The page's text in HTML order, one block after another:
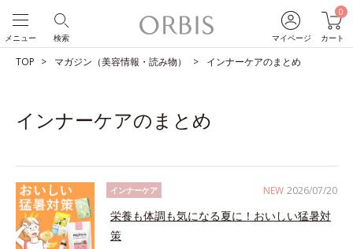
マイページ
0
カート
検索
メニュー
TOP マガジン（美容情報・読み物） インナーケアのまとめ
インナーケアのまとめ
NEW 2026/07/20
インナーケア
栄養も体調も気になる夏に！おいしい猛暑対
策